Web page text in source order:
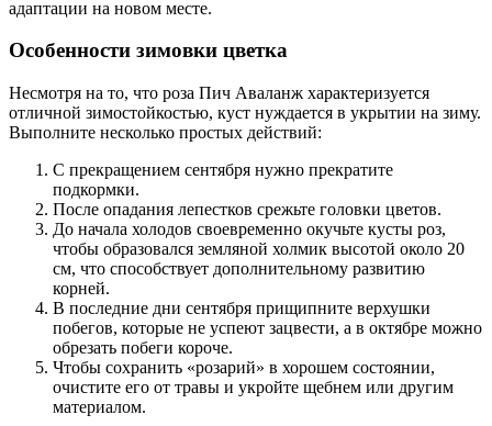
адаптации на новом месте.
Особенности зимовки цветка
Несмотря на то, что роза Пич Аваланж характеризуется
отличной зимостойкостью, куст нуждается в укрытии на зиму.
Выполните несколько простых действий:
С прекращением сентября нужно прекратите
подкормки.
После опадания лепестков срежьте головки цветов.
До начала холодов своевременно окучьте кусты роз,
чтобы образовался земляной холмик высотой около 20
см, что способствует дополнительному развитию
корней.
В последние дни сентября прищипните верхушки
побегов, которые не успеют зацвести, а в октябре можно
обрезать побеги короче.
Чтобы сохранить «розарий» в хорошем состоянии,
очистите его от травы и укройте щебнем или другим
материалом.